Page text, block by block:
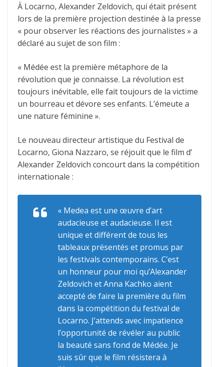
À Locarno, Alexander Zeldovich, qui était présent
lors de la première projection destinée à la presse
« pour observer les réactions des journalistes » a
déclaré au sujet de son film :
« Médée est la première métaphore de la
révolution que je connaisse. La révolution est
toujours inévitable, elle fait toujours de la victime
un bourreau et dévore ses enfants. L’émeute a
une nature féminine ».
Le nouveau directeur artistique du Festival de
Locarno, Giona Nazzaro, se réjouit que le film d’
Alexander Zeldovich concourt dans la compétition
internationale :
« Medea est une œuvre d’art
audacieuse et audacieuse. Il est
unique et différent de tous les
tableaux présentés et promus par
les festivals contemporains. C’est
un honneur pour moi qu’Alexander
Zeldovich et Anna Kachko aient
accepté de faire la première du film
dans la compétition du festival de
Locarno. J’attends avec impatience
l’opportunité de révéler au public
la beauté sans fond de Médée. Je
suis sûr que le film résistera à